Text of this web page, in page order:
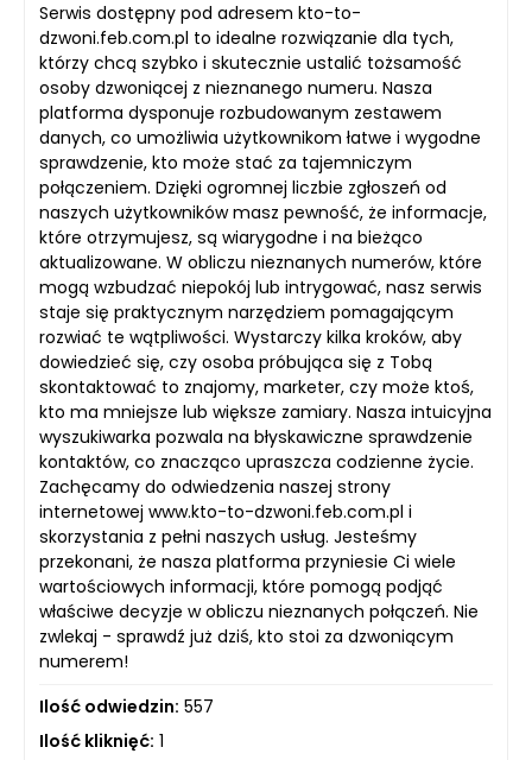
Serwis dostępny pod adresem kto-to-
dzwoni.feb.com.pl to idealne rozwiązanie dla tych,
którzy chcą szybko i skutecznie ustalić tożsamość
osoby dzwoniącej z nieznanego numeru. Nasza
platforma dysponuje rozbudowanym zestawem
danych, co umożliwia użytkownikom łatwe i wygodne
sprawdzenie, kto może stać za tajemniczym
połączeniem. Dzięki ogromnej liczbie zgłoszeń od
naszych użytkowników masz pewność, że informacje,
które otrzymujesz, są wiarygodne i na bieżąco
aktualizowane. W obliczu nieznanych numerów, które
mogą wzbudzać niepokój lub intrygować, nasz serwis
staje się praktycznym narzędziem pomagającym
rozwiać te wątpliwości. Wystarczy kilka kroków, aby
dowiedzieć się, czy osoba próbująca się z Tobą
skontaktować to znajomy, marketer, czy może ktoś,
kto ma mniejsze lub większe zamiary. Nasza intuicyjna
wyszukiwarka pozwala na błyskawiczne sprawdzenie
kontaktów, co znacząco upraszcza codzienne życie.
Zachęcamy do odwiedzenia naszej strony
internetowej www.kto-to-dzwoni.feb.com.pl i
skorzystania z pełni naszych usług. Jesteśmy
przekonani, że nasza platforma przyniesie Ci wiele
wartościowych informacji, które pomogą podjąć
właściwe decyzje w obliczu nieznanych połączeń. Nie
zwlekaj - sprawdź już dziś, kto stoi za dzwoniącym
numerem!
Ilość odwiedzin: 557
Ilość kliknięć: 1